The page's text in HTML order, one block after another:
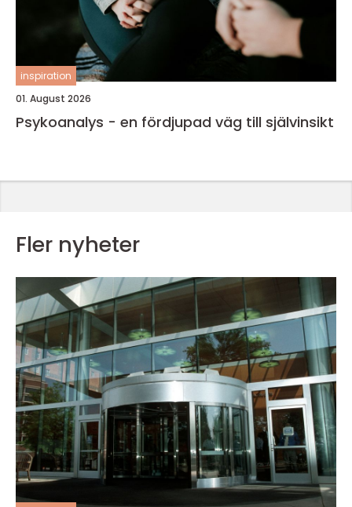
inspiration
01. August 2026
Psykoanalys - en fördjupad väg till självinsikt
Fler nyheter